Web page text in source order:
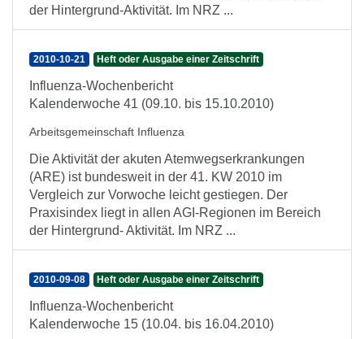
der Hintergrund-Aktivität. Im NRZ ...
2010-10-21 Heft oder Ausgabe einer Zeitschrift
Influenza-Wochenbericht
Kalenderwoche 41 (09.10. bis 15.10.2010)
Arbeitsgemeinschaft Influenza
Die Aktivität der akuten Atemwegserkrankungen
(ARE) ist bundesweit in der 41. KW 2010 im
Vergleich zur Vorwoche leicht gestiegen. Der
Praxisindex liegt in allen AGI-Regionen im Bereich
der Hintergrund- Aktivität. Im NRZ ...
2010-09-08 Heft oder Ausgabe einer Zeitschrift
Influenza-Wochenbericht
Kalenderwoche 15 (10.04. bis 16.04.2010)